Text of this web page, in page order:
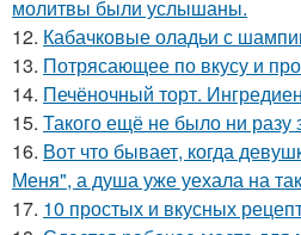
молитвы были услышаны.
12. Кабачковые оладьи с
13. Потрясающее по вкусу и
14. Печёночный торт.
15. Такого ещё не было ни разу
16. Вот что бывает, когда
Меня", а душа уже уехала на
17. 10 простых и вкусных